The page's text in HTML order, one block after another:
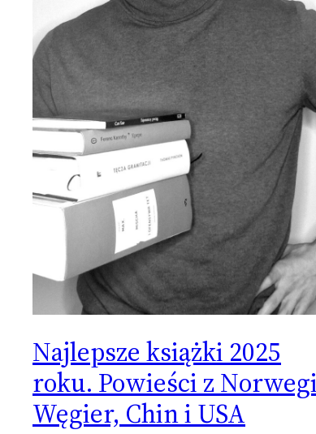
Najlepsze książki 2025
roku. Powieści z
Węgier, Chin i USA